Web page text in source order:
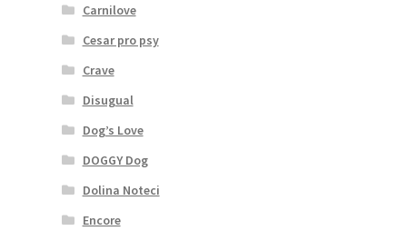
Carnilove
Cesar pro psy
Crave
Disugual
Dog’s Love
DOGGY Dog
Dolina Noteci
Encore